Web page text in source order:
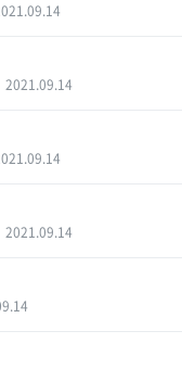
2021.09.14
2021.09.14